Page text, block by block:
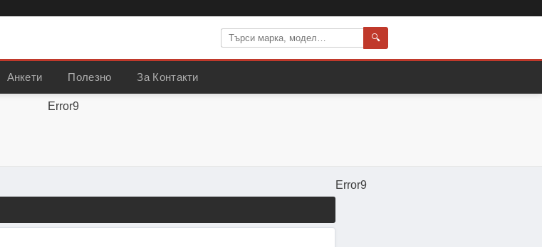
🔍
Анкети Полезно За Контакти
Error9
Error9